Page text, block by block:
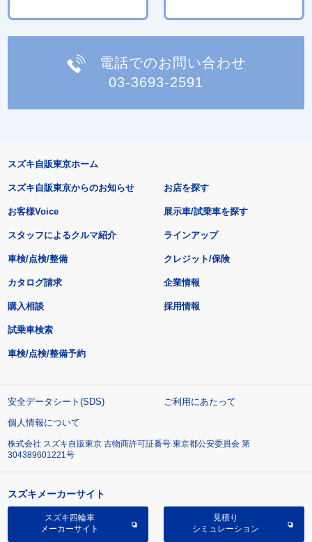
電話でのお問い合わせ
03-3693-2591
スズキ自販東京ホーム
スズキ自販東京からのお知らせ
お客様Voice
スタッフによるクルマ紹介
お店を探す
展示車/試乗車を探す
ラインアップ
車検/点検/整備 クレジット/保険
カタログ請求
購入相談
試乗車検索
車検/点検/整備予約
企業情報
採用情報
安全データシート(SDS)
ご利用にあたって
個人情報について
株式会社 スズキ自販東京 古物商許可証番号 東京都公安委員会 第
304389601221号
スズキメーカーサイト
スズキ四輪車
メーカーサイト
見積り
シミュレーション